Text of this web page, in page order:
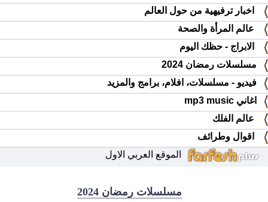
اخبار ترفيهية من حول العالم
عالم المرأة والصحة
الابراج - حظك اليوم
مسلسلات رمضان 2024
فيديو - مسلسلات، افلام، برامج والمزيد
اغاني mp3 music
عالم الفلك
اقوال وطرائف
الموقع العربي الاول
مسلسلات رمضان 2024